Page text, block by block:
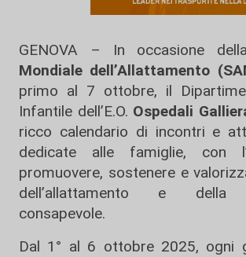
GENOVA – In occasione
Mondiale dell’Allattamento
primo al 7 ottobre, il
Infantile dell’E.O. Ospedali
ricco calendario di incontri e
dedicate alle famiglie, con
promuovere, sostenere e
dell’allattamento e della
consapevole.
Dal 1° al 6 ottobre 2025, ogni